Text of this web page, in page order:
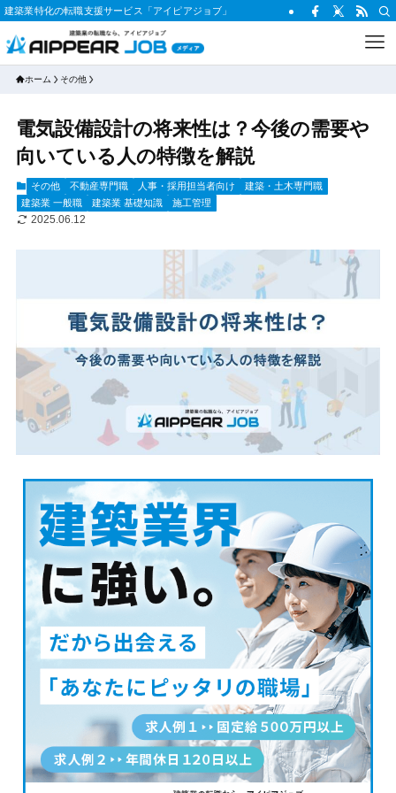
建築業特化の転職支援サービス「アイピアジョブ」
ホーム その他
電気設備設計の将来性は？今後の需要や
向いている人の特徴を解説
その他 不動産専門職 人事・採用担当者向け
建築・土木専門職
建築業 一般職
建築業 基礎知識 施工管理
2025.06.12